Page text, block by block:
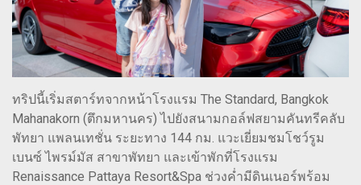
ทริปนี้เริ่มสตาร์ทจากหน้าโรงแรม The Standard, Bangkok
Mahanakorn (ตึกมหานคร) ไปยังสนามกอล์ฟสยามคันทรีคลับ
พัทยา แพลนเทชั่น ระยะทาง 144 กม. แวะเยี่ยมชมโชว์รูม
เบนซ์ ไพรม์มัส สาขาพัทยา และเข้าพักที่โรงแรม
Renaissance Pattaya Resort&Spa ช่วงค่ำมีดินเนอร์พร้อม